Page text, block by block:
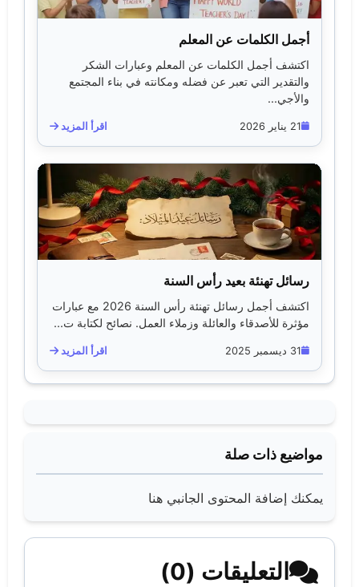
أجمل الكلمات عن المعلم
اكتشف أجمل الكلمات عن المعلم وعبارات الشكر
والتقدير التي تعبر عن فضله ومكانته في بناء المجتمع
والأجي...
21 يناير 2026 اقرأ المزيد
رسائل تهنئة بعيد رأس السنة
اكتشف أجمل رسائل تهنئة رأس السنة 2026 مع عبارات
مؤثرة للأصدقاء والعائلة وزملاء العمل. نصائح لكتابة ت...
31 ديسمبر 2025 اقرأ المزيد
مواضيع ذات صلة
يمكنك إضافة المحتوى الجانبي هنا
التعليقات (0)